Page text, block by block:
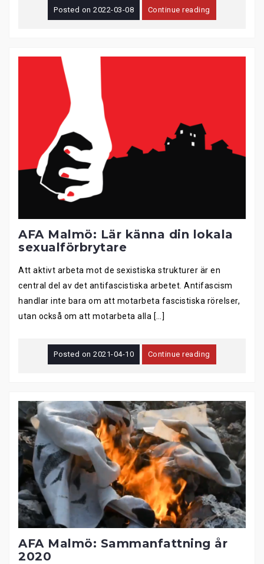
Posted on2022-03-08 Continue reading
AFA Malmö: Lär känna din lokala
sexualförbrytare
Att aktivt arbeta mot de sexistiska strukturer är en
central del av det antifascistiska arbetet. Antifascism
handlar inte bara om att motarbeta fascistiska rörelser,
utan också om att motarbeta alla […]
Posted on2021-04-10 Continue reading
AFA Malmö: Sammanfattning år
2020